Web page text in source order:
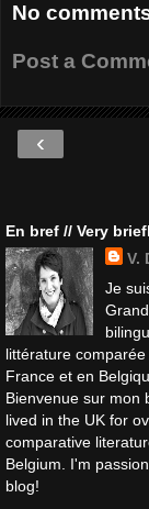
No
Post a
‹
En bref // Very
V.
Je
littérature
France et en
Bienvenue sur mon
lived in the UK for
comparative
Belgium. I'm
blog!